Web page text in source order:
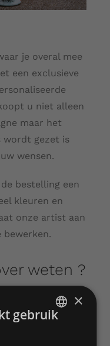
je overal mee
een exclusieve
u niet alleen
maar het
wordt gezet is
wensen.
bestelling een
kleuren en
onze artist aan
bewerken.
weten ?
×
gebruik